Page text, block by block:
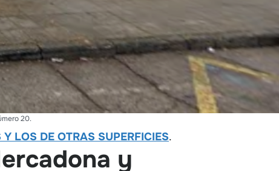
20.
LOS DE OTRAS SUPERFICIES.
y